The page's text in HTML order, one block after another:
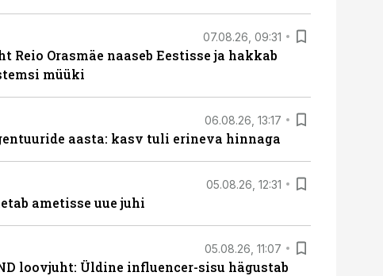
07.08.26, 09:31
Reio Orasmäe naaseb Eestisse ja hakkab
müüki
06.08.26, 13:17
aasta: kasv tuli erineva hinnaga
05.08.26, 12:31
ametisse uue juhi
05.08.26, 11:07
loovjuht: Üldine influencer-sisu hägustab